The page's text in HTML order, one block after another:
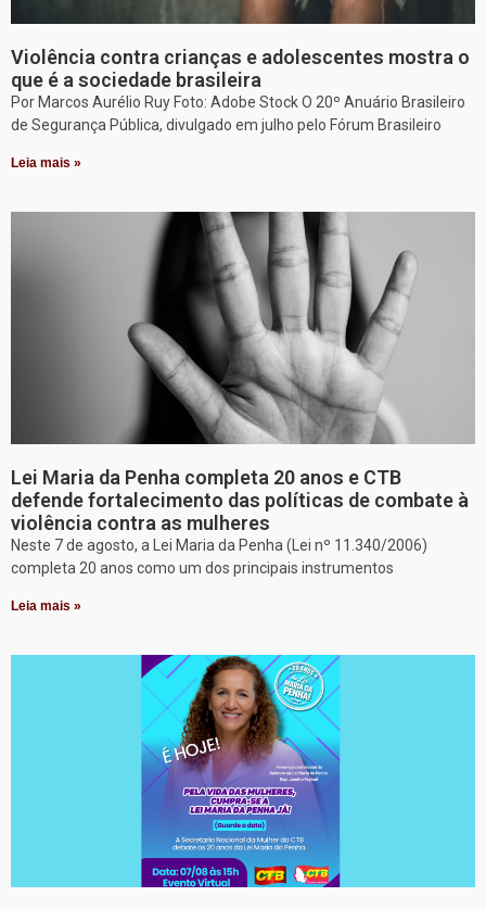
Violência contra crianças e adolescentes mostra o
que é a sociedade brasileira
Por Marcos Aurélio Ruy Foto: Adobe Stock O 20º Anuário Brasileiro
de Segurança Pública, divulgado em julho pelo Fórum Brasileiro
Leia mais »
Lei Maria da Penha completa 20 anos e CTB
defende fortalecimento das políticas de combate à
violência contra as mulheres
Neste 7 de agosto, a Lei Maria da Penha (Lei nº 11.340/2006)
completa 20 anos como um dos principais instrumentos
Leia mais »